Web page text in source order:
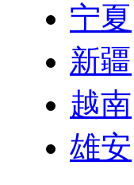
宁夏
新疆
越南
雄安